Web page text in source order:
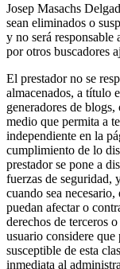
Josep Masachs
sean eliminados o
y no será responsable
por otros buscadores
El prestador no se
almacenados, a título
generadores de
medio que permita a
independiente en la
cumplimiento de lo
prestador se pone a
fuerzas de seguridad,
cuando sea
puedan afectar o
derechos de terceros
usuario considere
susceptible de esta
inmediata al